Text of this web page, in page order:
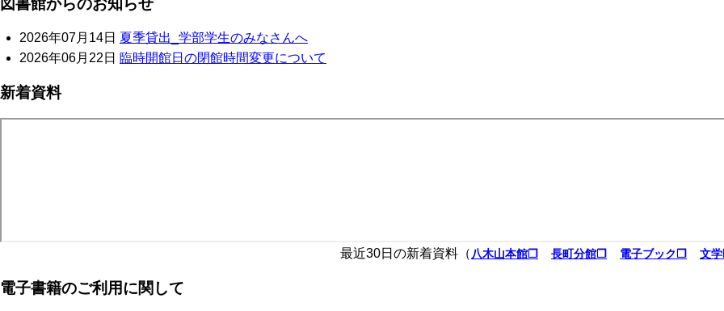
図書館からのお知らせ
2026年07月14日 夏季貸出_学部学生のみなさんへ
2026年06月22日 臨時開館日の閉館時間変更について
新着資料
最近30日の新着資料（八木山本館❐ 長町分館❐ 電子ブック❐ 文
電子書籍のご利用に関して